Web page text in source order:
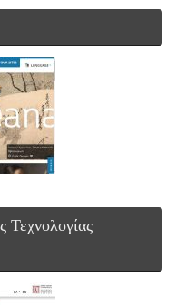
Τεχνολογίας